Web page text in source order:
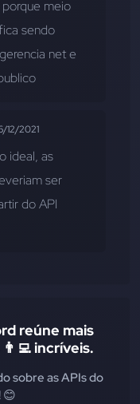
meio
sendo
net e
12/2021
ideal, as
ser
do API
reúne mais
incríveis.
sobre as APIs do
😊